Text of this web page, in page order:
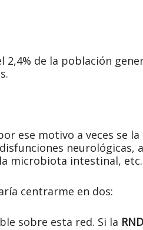
2,4% de la población
ese motivo a veces se
neurológicas,
microbiota intestinal, etc.
centrarme en dos:
sobre esta red. Si la RND